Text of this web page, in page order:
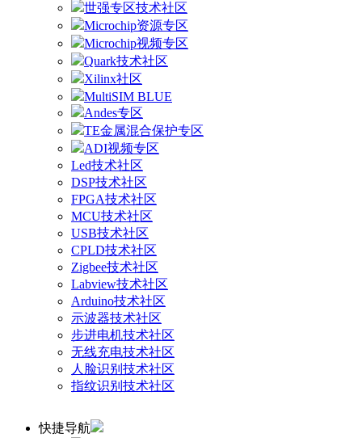
世强专区技术社区
Microchip资源专区
Microchip视频专区
Quark技术社区
Xilinx社区
MultiSIM BLUE
Andes专区
TE金属混合保护专区
ADI视频专区
Led技术社区
DSP技术社区
FPGA技术社区
MCU技术社区
USB技术社区
CPLD技术社区
Zigbee技术社区
Labview技术社区
Arduino技术社区
示波器技术社区
步进电机技术社区
无线充电技术社区
人脸识别技术社区
指纹识别技术社区
快捷导航